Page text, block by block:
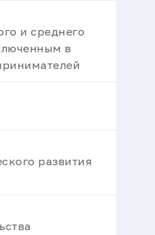
и среднего
в
развития